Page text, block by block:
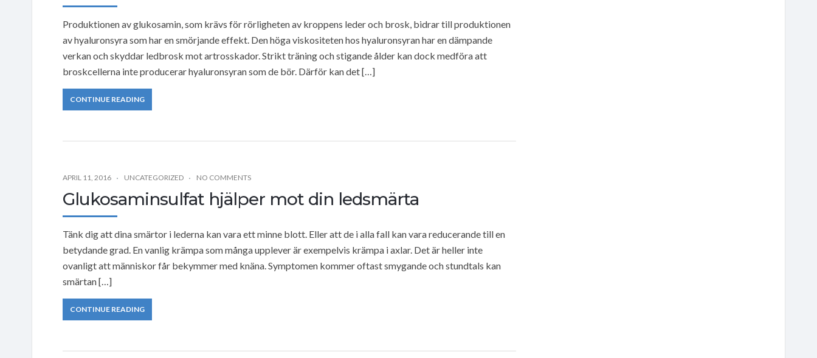
Produktionen av glukosamin, som krävs för rörligheten av kroppens leder och brosk, bidrar till produktionen
av hyaluronsyra som har en smörjande effekt. Den höga viskositeten hos hyaluronsyran har en dämpande
verkan och skyddar ledbrosk mot artrosskador. Strikt träning och stigande ålder kan dock medföra att
broskcellerna inte producerar hyaluronsyran som de bör. Därför kan det […]
CONTINUE READING
APRIL 11, 2016 UNCATEGORIZED NO COMMENTS
Glukosaminsulfat hjälper mot din ledsmärta
Tänk dig att dina smärtor i lederna kan vara ett minne blott. Eller att de i alla fall kan vara reducerande till en
betydande grad. En vanlig krämpa som många upplever är exempelvis krämpa i axlar. Det är heller inte
ovanligt att människor får bekymmer med knäna. Symptomen kommer oftast smygande och stundtals kan
smärtan […]
CONTINUE READING